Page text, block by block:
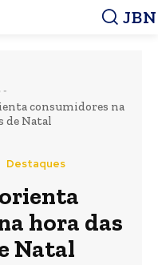
JBN
-
consumidores na
de Natal
Destaques
hora das
Natal